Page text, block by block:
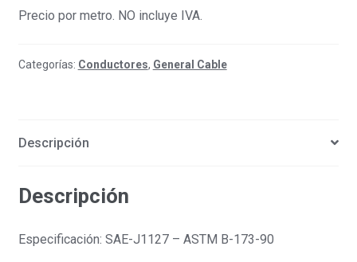
Precio por metro. NO incluye IVA.
Categorías: Conductores, General Cable
Descripción
Descripción
Especificación: SAE-J1127 – ASTM B-173-90